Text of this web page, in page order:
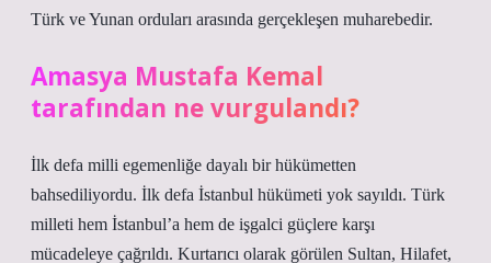
Türk ve Yunan orduları arasında gerçekleşen muharebedir.
Amasya Mustafa Kemal
tarafından ne vurgulandı?
İlk defa milli egemenliğe dayalı bir hükümetten
bahsediliyordu. İlk defa İstanbul hükümeti yok sayıldı. Türk
milleti hem İstanbul’a hem de işgalci güçlere karşı
mücadeleye çağrıldı. Kurtarıcı olarak görülen Sultan, Hilafet,